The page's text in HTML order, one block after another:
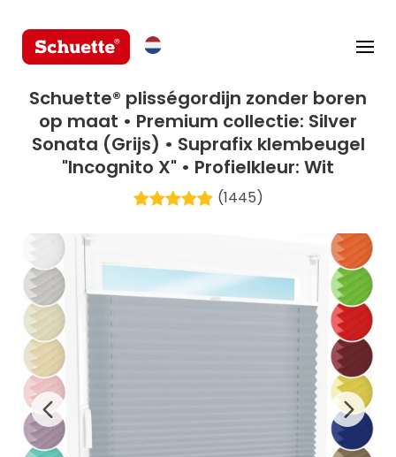
Schuette® plisségordijn zonder boren
op maat • Premium collectie: Silver
Sonata (Grijs) • Suprafix klembeugel
"Incognito X" • Profielkleur: Wit
(1445)